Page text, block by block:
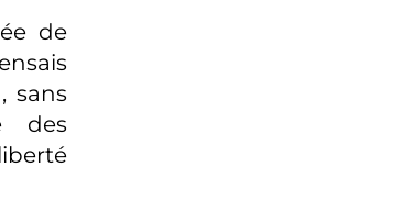
de
sans
des